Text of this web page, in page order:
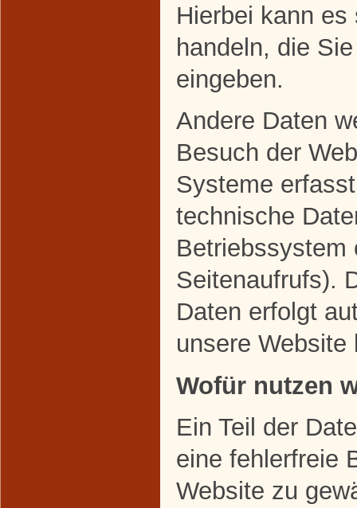
Hierbei kann
handeln, die
eingeben.
Andere Daten
Besuch der
Systeme
technische
Betriebssystem
Seitenaufrufs).
Daten erfolgt
unsere Website
Wofür nutzen
Ein Teil der
eine fehlerfreie
Website zu